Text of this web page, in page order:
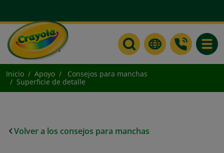
Inicio Apoyo
Consejos para manchas
Superficie de detalle
Volver a los consejos para manchas